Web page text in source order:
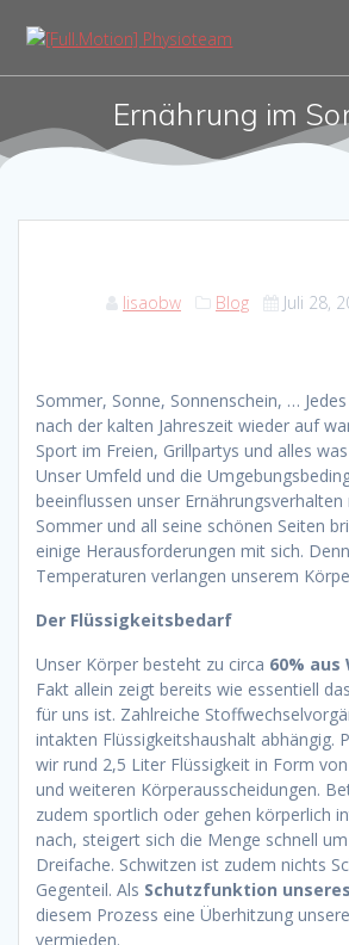
Ernährung im
lisaobw Blog Juli 28,
Sommer, Sonne, Sonnenschein, …
nach der kalten Jahreszeit wieder auf
Sport im Freien, Grillpartys und alles
Unser Umfeld und die
beeinflussen unser
Sommer und all seine schönen Seiten
einige Herausforderungen mit sich.
Temperaturen verlangen unserem
Der Flüssigkeitsbedarf
Unser Körper besteht zu circa 60% aus
Fakt allein zeigt bereits wie essentiell
für uns ist. Zahlreiche
intakten Flüssigkeitshaushalt abhängig.
wir rund 2,5 Liter Flüssigkeit in Form
und weiteren Körperausscheidungen.
zudem sportlich oder gehen körperlich
nach, steigert sich die Menge schnell
Dreifache. Schwitzen ist zudem nichts
Gegenteil. Als Schutzfunktion
diesem Prozess eine Überhitzung
vermieden.